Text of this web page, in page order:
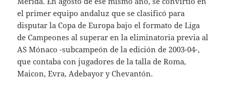
el primer equipo andaluz que se clasificó para
disputar la Copa de Europa bajo el formato de Liga
de Campeones al superar en la eliminatoria previa al
AS Mónaco -subcampeón de la edición de 2003-04-,
que contaba con jugadores de la talla de Roma,
Maicon, Evra, Adebayor y Chevantón.